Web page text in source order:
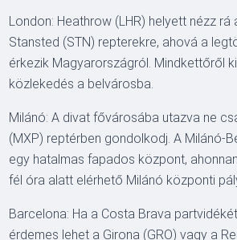
London: Heathrow (LHR) helyett nézz rá
Stansted (STN) repterekre, ahová a
érkezik Magyarországról. Mindkettőről
közlekedés a belvárosba.
Milánó: A divat fővárosába utazva ne
(MXP) reptérben gondolkodj. A Milánó-
egy hatalmas fapados központ,
fél óra alatt elérhető Milánó központi
Barcelona: Ha a Costa Brava
érdemes lehet a Girona (GRO) vagy a